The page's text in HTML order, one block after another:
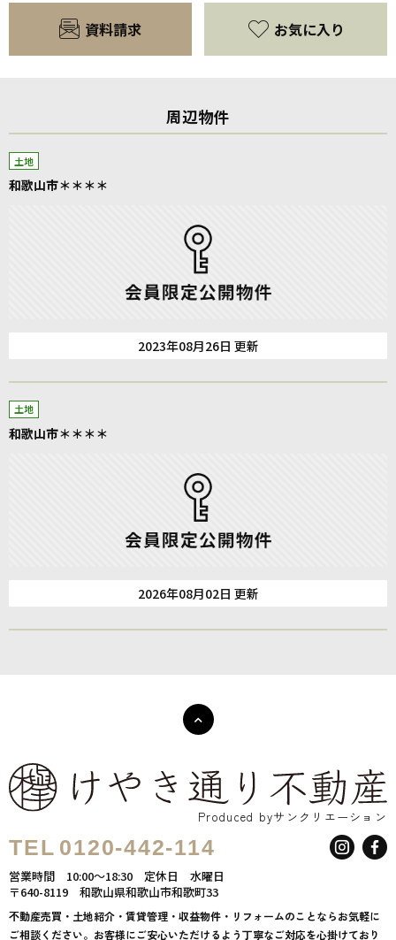
資料請求 お気に入り
周辺物件
土地
和歌山市＊＊＊＊
2023年08月26日 更新
土地
和歌山市＊＊＊＊
2026年08月02日 更新
Produced byサンクリエーション
TEL 0120-442-114
営業時間 10:00～18:30 定休日 水曜日
〒640-8119 和歌山県和歌山市和歌町33
不動産売買・土地紹介・賃貸管理・収益物件・リフォームのことならお気軽に
ご相談ください。お客様にご安心いただけるよう丁寧なご対応を心掛けており